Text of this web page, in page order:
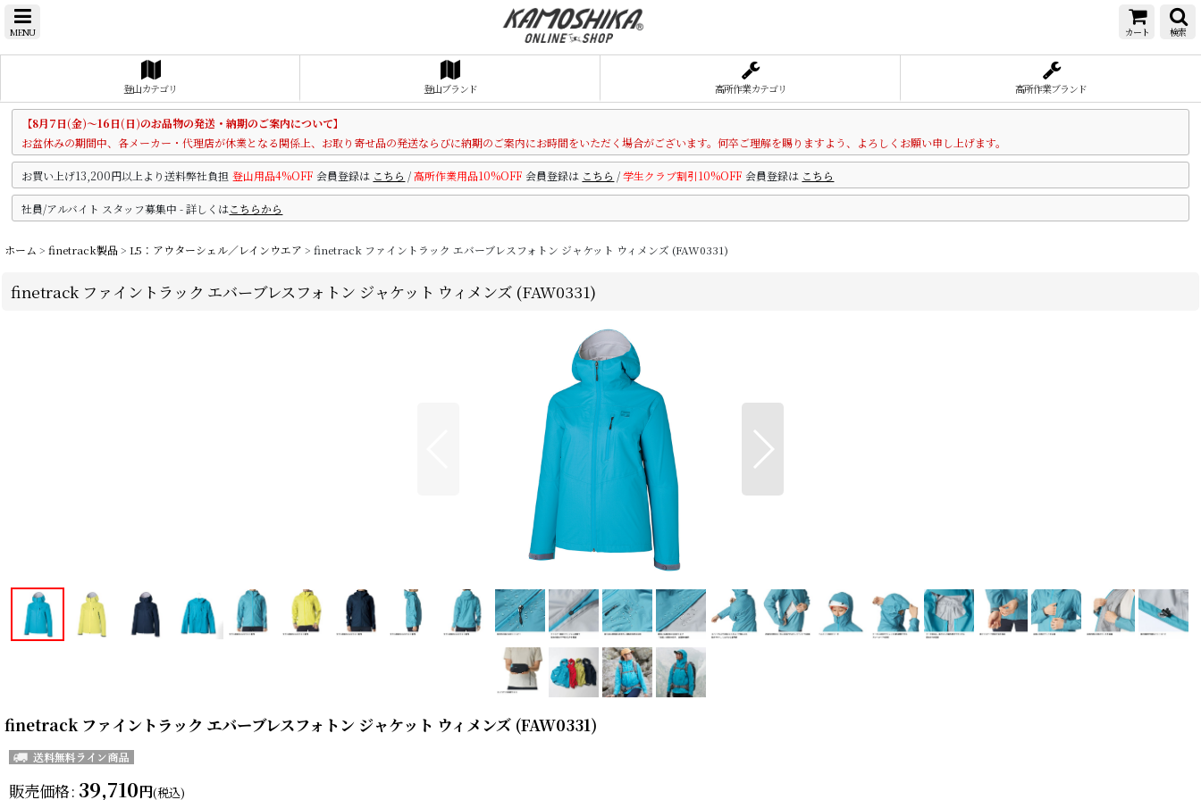
MENU カート 検索
登山カテゴリ 登山ブランド 高所作業カテゴリ 高所作業ブランド
【8月7日(金)～16日(日)のお品物の発送・納期のご案内について】
お盆休みの期間中、各メーカー・代理店が休業となる関係上、お取り寄せ品の発送ならびに納期のご案内にお時間をいただく場合がございます。何卒ご理解を賜りますよう、よろしくお願い申し上げます。
お買い上げ13,200円以上より送料弊社負担 登山用品4%OFF 会員登録は こちら /高所作業用品10%OFF 会員登録は こちら /学生クラブ割引10%OFF 会員登録は こちら
社員/アルバイト スタッフ募集中 - 詳しくはこちらから
ホーム > finetrack製品> L5：アウターシェル／レインウエア > finetrack ファイントラック エバーブレスフォトン ジャケット ウィメンズ (FAW0331)
finetrack ファイントラック エバーブレスフォトン ジャケット ウィメンズ (FAW0331)
finetrack ファイントラック エバーブレスフォトン ジャケット ウィメンズ (FAW0331)
販売価格: 39,710円(税込)